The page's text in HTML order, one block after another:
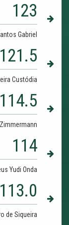
123
Gabriel
121.5
Custódia
114.5
114
Yudi Onda
113.0
de Siqueira